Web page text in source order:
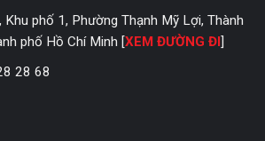
phố 1, Phường Thạnh Mỹ Lợi, Thành
phố Hồ Chí Minh [XEM ĐƯỜNG ĐI
28 68